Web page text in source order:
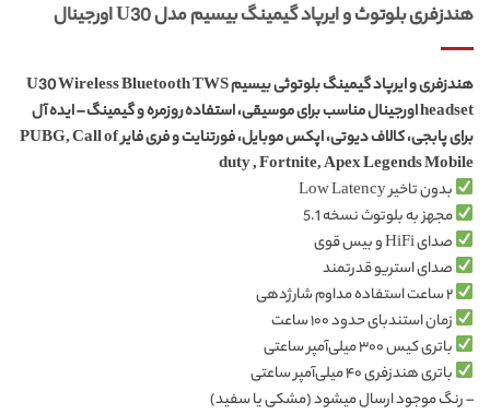
هندزفری بلوتوث و ایرپاد گیمینگ بیسیم مدل U30 اورجینال
هندزفری و ایرپاد گیمینگ بلوتوثی بیسیم U30 Wireless Bluetooth TWS
headset اورجینال مناسب برای موسیقی، استفاده روزمره و گیمینگ – ایده آل
برای پابجی، کالاف دیوتی، اپکس موبایل، فورتنایت و فری فایر PUBG, Call of
duty , Fortnite, Apex Legends Mobile
بدون تاخیر Low Latency
مجهز به بلوتوث نسخه 5.1
صدای HiFi و بیس قوی
صدای استریو قدرتمند
۲ ساعت استفاده مداوم شارژدهی
زمان استندبای حدود ۱۰۰ ساعت
باتری کیس ۳۰۰ میلی‌آمپر ساعتی
باتری هندزفری ۴۰ میلی‌آمپر ساعتی
– رنگ موجود ارسال میشود (مشکی یا سفید)